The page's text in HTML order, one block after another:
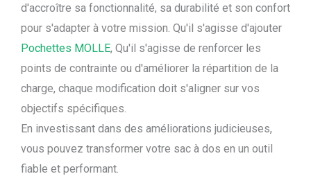
d'accroître sa fonctionnalité, sa durabilité et son confort
pour s'adapter à votre mission. Qu'il s'agisse d'ajouter
Pochettes MOLLE, Qu'il s'agisse de renforcer les
points de contrainte ou d'améliorer la répartition de la
charge, chaque modification doit s'aligner sur vos
objectifs spécifiques.
En investissant dans des améliorations judicieuses,
vous pouvez transformer votre sac à dos en un outil
fiable et performant.